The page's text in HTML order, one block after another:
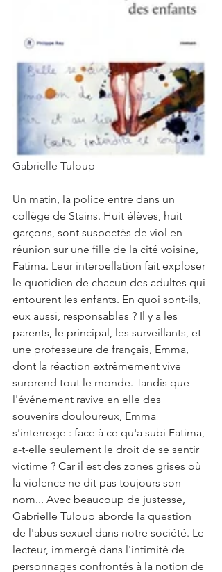
Gabrielle Tuloup
Un matin, la police entre dans un
collège de Stains. Huit élèves, huit
garçons, sont suspectés de viol en
réunion sur une fille de la cité voisine,
Fatima. Leur interpellation fait exploser
le quotidien de chacun des adultes qui
entourent les enfants. En quoi sont-ils,
eux aussi, responsables ? Il y a les
parents, le principal, les surveillants, et
une professeure de français, Emma,
dont la réaction extrêmement vive
surprend tout le monde. Tandis que
l'événement ravive en elle des
souvenirs douloureux, Emma
s'interroge : face à ce qu'a subi Fatima,
a-t-elle seulement le droit de se sentir
victime ? Car il est des zones grises où
la violence ne dit pas toujours son
nom... Avec beaucoup de justesse,
Gabrielle Tuloup aborde la question
de l'abus sexuel dans notre société. Le
lecteur, immergé dans l'intimité de
personnages confrontés à la notion de